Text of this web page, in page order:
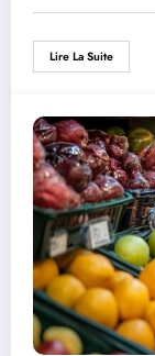
Lire La Suite